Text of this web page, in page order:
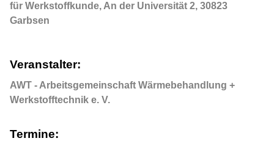
für Werkstoffkunde, An der Universität 2, 30823
Garbsen
Veranstalter:
AWT - Arbeitsgemeinschaft Wärmebehandlung +
Werkstofftechnik e. V.
Termine: